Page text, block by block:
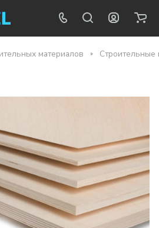
материалов Строительные